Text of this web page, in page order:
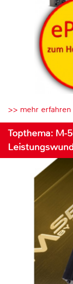
>> mehr erfahren
Topthema: M-